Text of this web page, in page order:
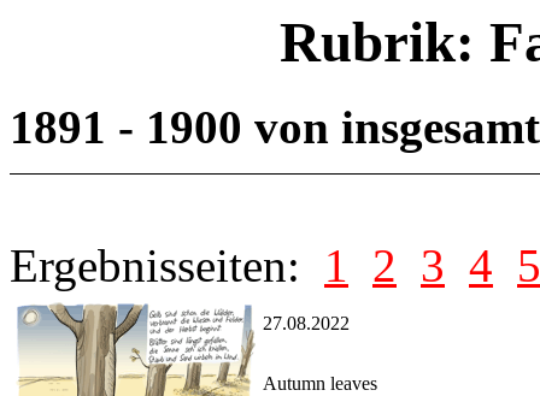
Rubrik:
1891 - 1900 von
Ergebnisseiten: 1 2 3 4 5
27.08.2022
Autumn leaves